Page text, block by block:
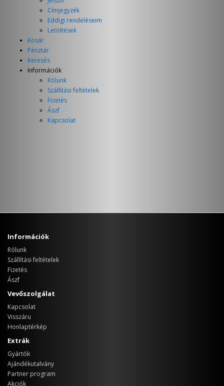
Címjegyzék
Eddigi rendeléseim
Letöltések
Kosár
Pénztár
Keresés
Információk
Rólunk
Szállítási feltételek
Fizetés
Ászf
Kapcsolat
Információk
Rólunk
Szállítási feltételek
Fizetés
Ászf
Vevőszolgálat
Kapcsolat
Visszáru
Honlaptérkép
Extrák
Gyártók
Ajándékutalvány
Partner program
Akciók